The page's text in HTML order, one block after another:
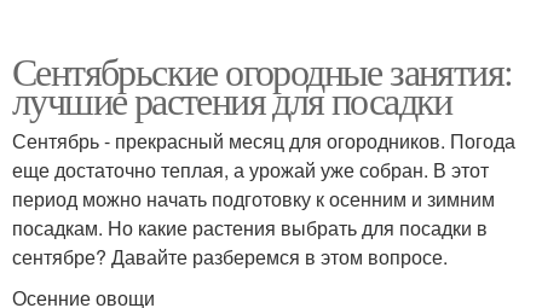
Сентябрьские огородные занятия:
лучшие растения для посадки
Сентябрь - прекрасный месяц для огородников. Погода
еще достаточно теплая, а урожай уже собран. В этот
период можно начать подготовку к осенним и зимним
посадкам. Но какие растения выбрать для посадки в
сентябре? Давайте разберемся в этом вопросе.
Осенние овощи